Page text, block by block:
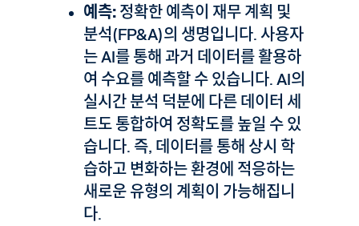
예측:정확한 예측이 재무 계획 및
분석(FP&A)의 생명입니다. 사용자
는 AI를 통해 과거 데이터를 활용하
여 수요를 예측할 수 있습니다. AI의
실시간 분석 덕분에 다른 데이터 세
트도 통합하여 정확도를 높일 수 있
습니다. 즉, 데이터를 통해 상시 학
습하고 변화하는 환경에 적응하는
새로운 유형의 계획이 가능해집니
다.